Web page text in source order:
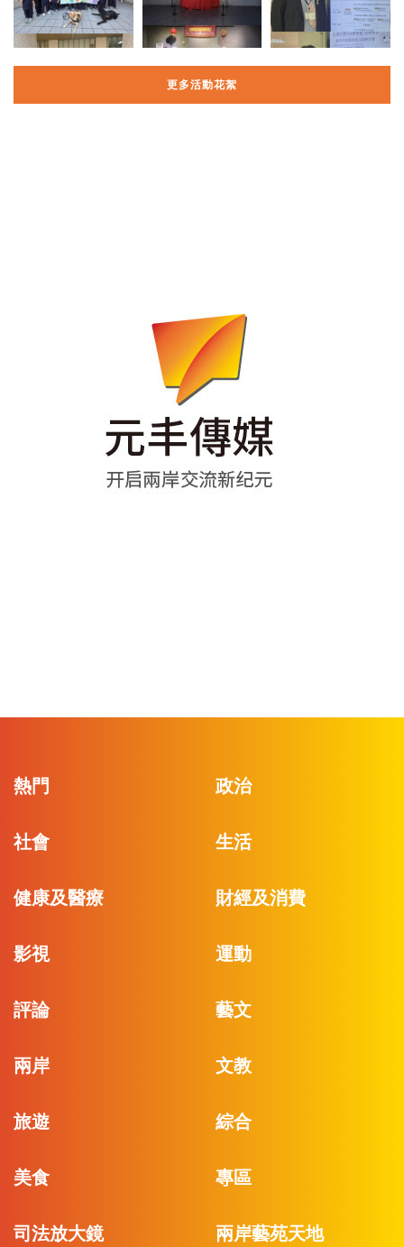
更多活動花絮
熱門 政治
社會 生活
健康及醫療 財經及消費
影視 運動
評論 藝文
兩岸 文教
旅遊 綜合
美食 專區
司法放大鏡 兩岸藝苑天地